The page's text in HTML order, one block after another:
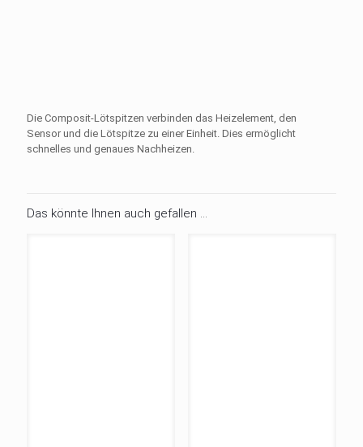
Die Composit-Lötspitzen verbinden das Heizelement, den
Sensor und die Lötspitze zu einer Einheit. Dies ermöglicht
schnelles und genaues Nachheizen.
Das könnte Ihnen auch gefallen …